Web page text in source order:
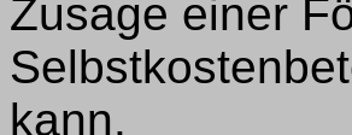
Zusage einer
kann.